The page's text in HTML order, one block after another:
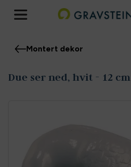
Montert dekor
Due ser ned, hvit - 12 cm